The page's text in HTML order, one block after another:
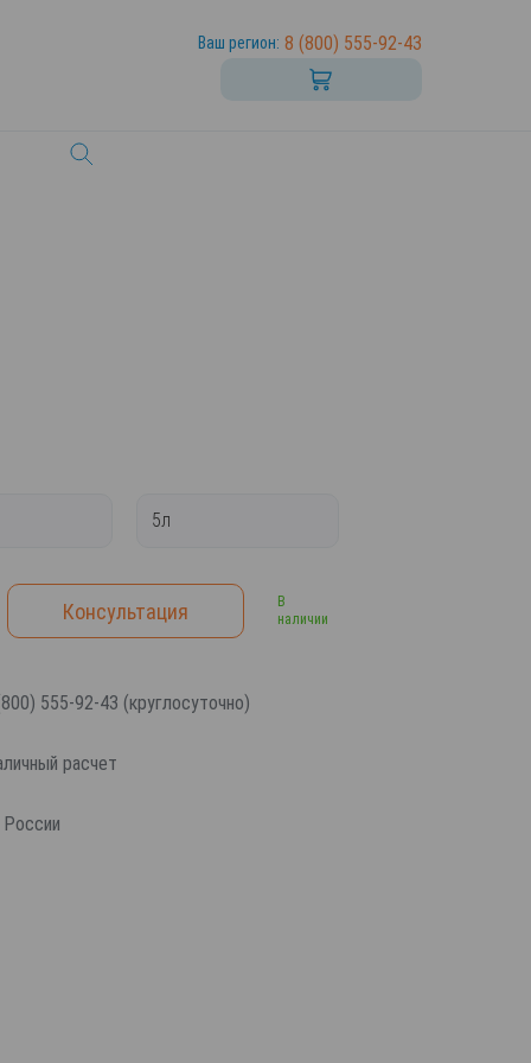
Ваш регион: 8 (800) 555-92-43
5л
Консультация
В
наличии
555-92-43 (круглосуточно)
расчет